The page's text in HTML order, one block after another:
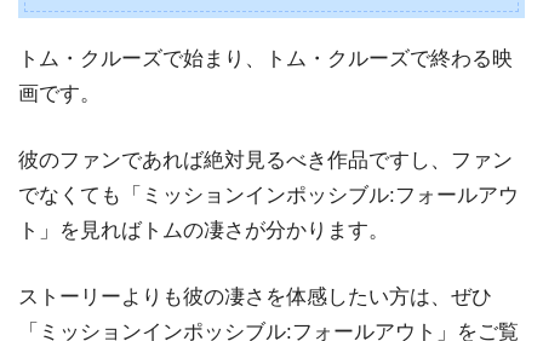
トム・クルーズで始まり、トム・クルーズで終わる映
画です。
彼のファンであれば絶対見るべき作品ですし、ファン
でなくても「ミッションインポッシブル:フォールアウ
ト」を見ればトムの凄さが分かります。
ストーリーよりも彼の凄さを体感したい方は、ぜひ
「ミッションインポッシブル:フォールアウト」をご覧